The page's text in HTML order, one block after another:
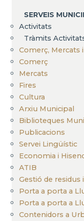
PERFIL
DEL
CONTRACTANT
SERVEIS
Activitats
Tràmits
Comerç, Mercats
Comerç
Mercats
Fires
Cultura
Arxiu Municipal
Biblioteques
Publicacions
Servei Lingüístic
Economia i
ATIB
Gestió de
Porta a porta a
Porta a porta a
Contenidors a